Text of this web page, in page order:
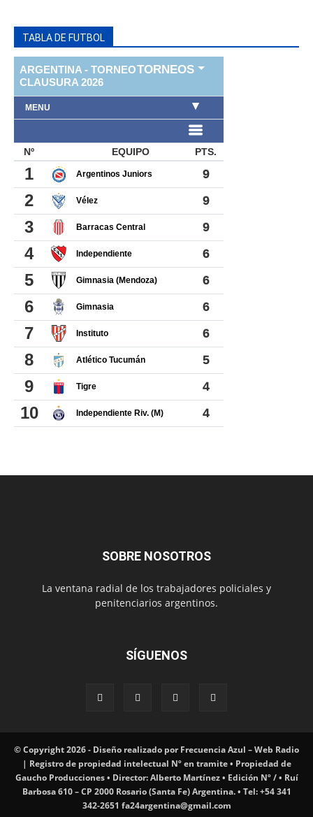
TABLA DE FUTBOL
SOBRE NOSOTROS
La ventana radial de los trabajadores policiales y
penitenciarios argentinos.
SÍGUENOS
© Copyright 2026 - Diseño realizado por Frecuencia Azul – Web Radio
| Registro de propiedad intelectual Nº en tramite • Propiedad de
Gaucho Producciones • Director: Alberto Martínez • Edición Nº / • Ruí
Barbosa 610 – CP 2000 Rosario (Santa Fe) Argentina. • Tel: +54 341
342-2651 fa24argentina@gmail.com